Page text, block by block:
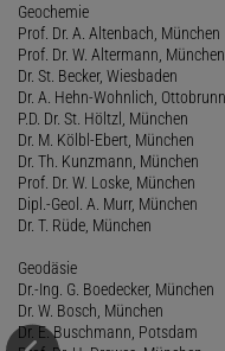
Geochemie
Prof. Dr. A. Altenbach, München
Prof. Dr. W. Altermann, München
Dr. St. Becker, Wiesbaden
Dr. A. Hehn-Wohnlich, Ottobrunn
P.D. Dr. St. Höltzl, München
Dr. M. Kölbl-Ebert, München
Dr. Th. Kunzmann, München
Prof. Dr. W. Loske, München
Dipl.-Geol. A. Murr, München
Dr. T. Rüde, München
Geodäsie
Dr.-Ing. G. Boedecker, München
Dr. W. Bosch, München
Dr. E. Buschmann, Potsdam